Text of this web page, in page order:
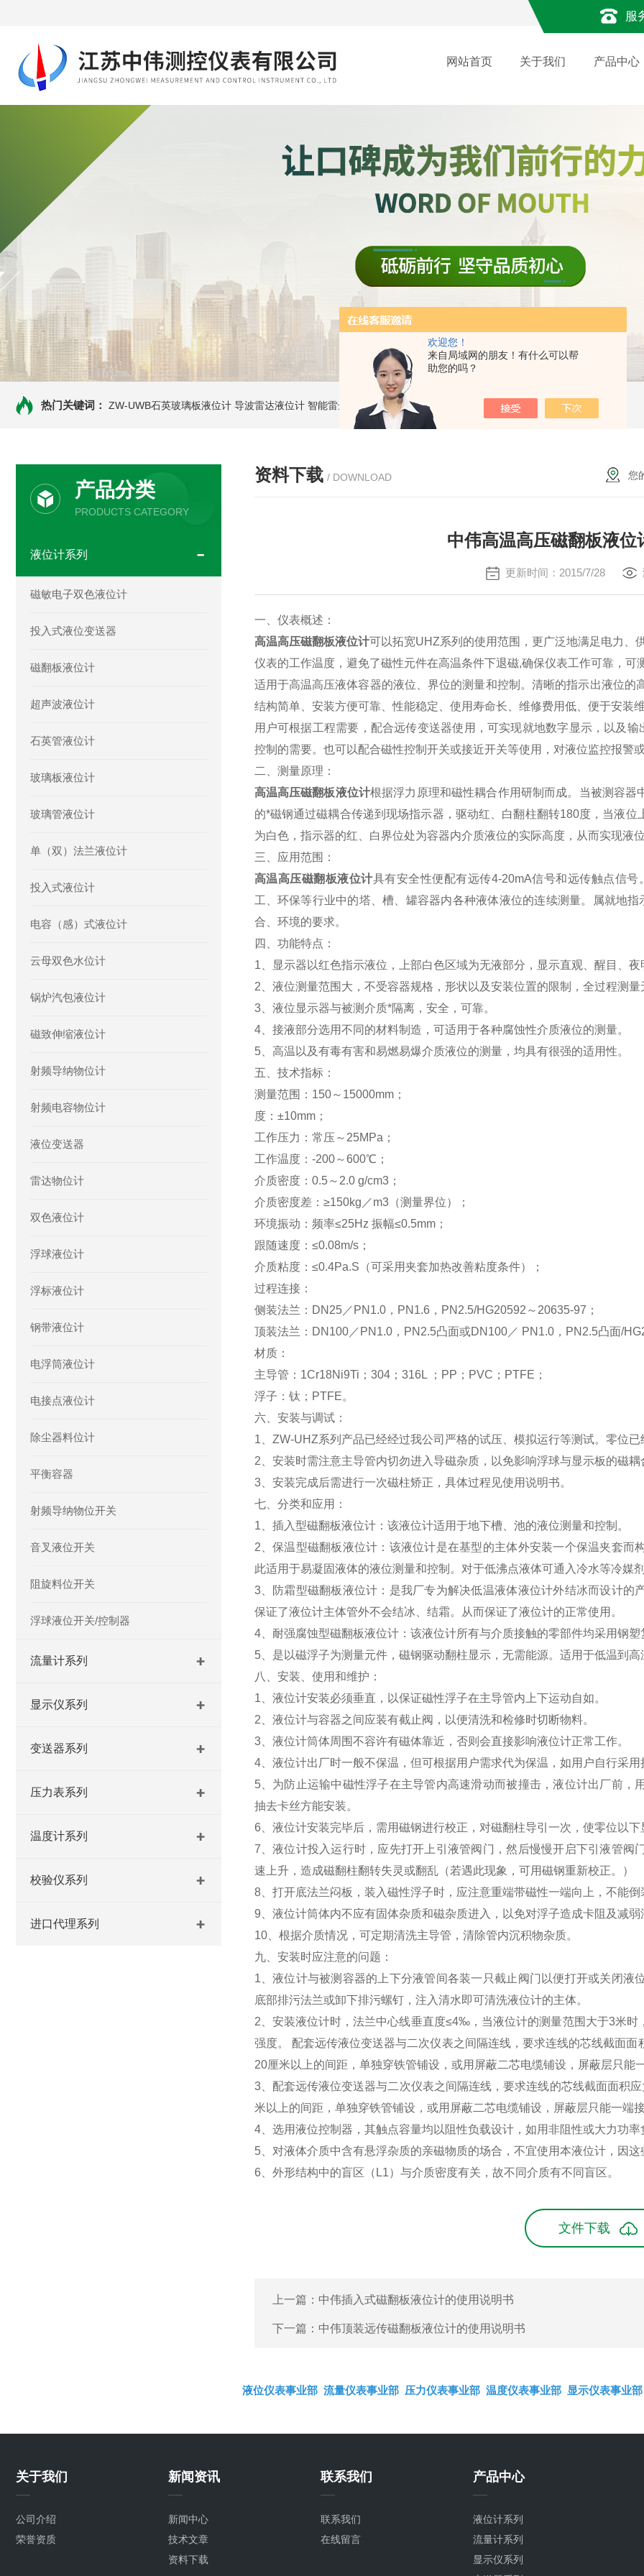
欢迎您！
来自局域网的朋友！有什么可以帮
助您的吗？
服
网站首页 关于我们 产品中心
热门关键词： ZW-UWB石英玻璃板液位计 导波雷达液位计 智能雷达液位计 ZW-B69X云母双色液水计 ZW1151W卡箍隔膜式压力变送器
产品分类
PRODUCTS CATEGORY
液位计系列
磁敏电子双色液位计
投入式液位变送器
磁翻板液位计
超声波液位计
石英管液位计
玻璃板液位计
玻璃管液位计
单（双）法兰液位计
投入式液位计
电容（感）式液位计
云母双色水位计
锅炉汽包液位计
磁致伸缩液位计
射频导纳物位计
射频电容物位计
液位变送器
雷达物位计
双色液位计
浮球液位计
浮标液位计
钢带液位计
电浮筒液位计
电接点液位计
除尘器料位计
平衡容器
射频导纳物位开关
音叉液位开关
阻旋料位开关
浮球液位开关/控制器
流量计系列
显示仪系列
变送器系列
压力表系列
温度计系列
校验仪系列
进口代理系列
资料下载 / DOWNLOAD 您
中伟高温高压磁翻板液位
更新时间：2015/7/28
一、仪表概述：
高温高压磁翻板液位计可以拓宽UHZ系列的使用范围，更广泛地满足电力、
仪表的工作温度，避免了磁性元件在高温条件下退磁,确保仪表工作可靠，
适用于高温高压液体容器的液位、界位的测量和控制。清晰的指示出液位
结构简单、安装方便可靠、性能稳定、使用寿命长、维修费用低、便于安装
用户可根据工程需要，配合远传变送器使用，可实现就地数字显示，以及
控制的需要。也可以配合磁性控制开关或接近开关等使用，对液位监控报警
二、测量原理：
高温高压磁翻板液位计根据浮力原理和磁性耦合作用研制而成。当被测容
的*磁钢通过磁耦合传递到现场指示器，驱动红、白翻柱翻转180度，当液
为白色，指示器的红、白界位处为容器内介质液位的实际高度，从而实现液
三、应用范围：
高温高压磁翻板液位计具有安全性便配有远传4-20mA信号和远传触点信
工、环保等行业中的塔、槽、罐容器内各种液体液位的连续测量。属就地
合、环境的要求。
四、功能特点：
1、显示器以红色指示液位，上部白色区域为无液部分，显示直观、醒目、夜
2、液位测量范围大，不受容器规格，形状以及安装位置的限制，全过程测量
3、液位显示器与被测介质*隔离，安全，可靠。
4、接液部分选用不同的材料制造，可适用于各种腐蚀性介质液位的测量。
5、高温以及有毒有害和易燃易爆介质液位的测量，均具有很强的适用性。
五、技术指标：
测量范围：150～15000mm；
度：±10mm；
工作压力：常压～25MPa；
工作温度：-200～600℃；
介质密度：0.5～2.0 g/cm3；
介质密度差：≥150kg／m3（测量界位）；
环境振动：频率≤25Hz 振幅≤0.5mm；
跟随速度：≤0.08m/s；
介质粘度：≤0.4Pa.S（可采用夹套加热改善粘度条件）；
过程连接：
侧装法兰：DN25／PN1.0，PN1.6，PN2.5/HG20592～20635-97；
顶装法兰：DN100／PN1.0，PN2.5凸面或DN100／ PN1.0，PN2.5凸面/
材质：
主导管：1Cr18Ni9Ti；304；316L ；PP；PVC；PTFE；
浮子：钛；PTFE。
六、安装与调试：
1、ZW-UHZ系列产品已经经过我公司严格的试压、模拟运行等测试。零位
2、安装时需注意主导管内切勿进入导磁杂质，以免影响浮球与显示板的磁
3、安装完成后需进行一次磁柱矫正，具体过程见使用说明书。
七、分类和应用：
1、插入型磁翻板液位计：该液位计适用于地下槽、池的液位测量和控制。
2、保温型磁翻板液位计：该液位计是在基型的主体外安装一个保温夹套
此适用于易凝固液体的液位测量和控制。对于低沸点液体可通入冷水等冷
3、防霜型磁翻板液位计：是我厂专为解决低温液体液位计外结冰而设计
保证了液位计主体管外不会结冰、结霜。从而保证了液位计的正常使用。
4、耐强腐蚀型磁翻板液位计：该液位计所有与介质接触的零部件均采用钢
5、是以磁浮子为测量元件，磁钢驱动翻柱显示，无需能源。适用于低温到
八、安装、使用和维护：
1、液位计安装必须垂直，以保证磁性浮子在主导管内上下运动自如。
2、液位计与容器之间应装有截止阀，以便清洗和检修时切断物料。
3、液位计筒体周围不容许有磁体靠近，否则会直接影响液位计正常工作。
4、液位计出厂时一般不保温，但可根据用户需求代为保温，如用户自行采
5、为防止运输中磁性浮子在主导管内高速滑动而被撞击，液位计出厂前
抽去卡丝方能安装。
6、液位计安装完毕后，需用磁钢进行校正，对磁翻柱导引一次，使零位以
7、液位计投入运行时，应先打开上引液管阀门，然后慢慢开启下引液管
速上升，造成磁翻柱翻转失灵或翻乱（若遇此现象，可用磁钢重新校正。）
8、打开底法兰闷板，装入磁性浮子时，应注意重端带磁性一端向上，不能
9、液位计筒体内不应有固体杂质和磁杂质进入，以免对浮子造成卡阻及减
10、根据介质情况，可定期清洗主导管，清除管内沉积物杂质。
九、安装时应注意的问题：
1、液位计与被测容器的上下分液管间各装一只截止阀门以便打开或关闭
底部排污法兰或卸下排污螺钉，注入清水即可清洗液位计的主体。
2、安装液位计时，法兰中心线垂直度≤4‰，当液位计的测量范围大于3米
强度。 配套远传液位变送器与二次仪表之间隔连线，要求连线的芯线截面
20厘米以上的间距，单独穿铁管铺设，或用屏蔽二芯电缆铺设，屏蔽层只能
3、配套远传液位变送器与二次仪表之间隔连线，要求连线的芯线截面面积
米以上的间距，单独穿铁管铺设，或用屏蔽二芯电缆铺设，屏蔽层只能一端
4、选用液位控制器，其触点容量均以阻性负载设计，如用非阻性或大力功
5、对液体介质中含有悬浮杂质的亲磁物质的场合，不宜使用本液位计，因
6、外形结构中的盲区（L1）与介质密度有关，故不同介质有不同盲区。
文件下载
上一篇： 中伟插入式磁翻板液位计的使用说明书
下一篇： 中伟顶装远传磁翻板液位计的使用说明书
液位仪表事业部 流量仪表事业部 压力仪表事业部 温度仪表事业部 显示仪表事业部
关于我们
公司介绍
荣誉资质
新闻资讯
新闻中心
技术文章
资料下载
联系我们
联系我们
在线留言
产品中心
液位计系列
流量计系列
显示仪系列